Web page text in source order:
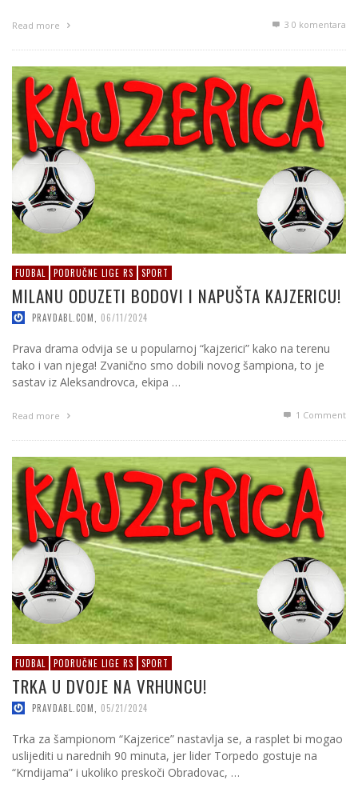
Read more 3 0 komentara
FUDBAL PODRUČNE LIGE RS SPORT
MILANU ODUZETI BODOVI I NAPUŠTA KAJZERICU!
PRAVDABL.COM 06/11/2024
Prava drama odvija se u popularnoj “kajzerici” kako na terenu
tako i van njega! Zvanično smo dobili novog šampiona, to je
sastav iz Aleksandrovca, ekipa …
Read more 1 Comment
FUDBAL PODRUČNE LIGE RS SPORT
TRKA U DVOJE NA VRHUNCU!
PRAVDABL.COM 05/21/2024
Trka za šampionom “Kajzerice” nastavlja se, a rasplet bi mogao
uslijediti u narednih 90 minuta, jer lider Torpedo gostuje na
“Krndijama” i ukoliko preskoči Obradovac, …